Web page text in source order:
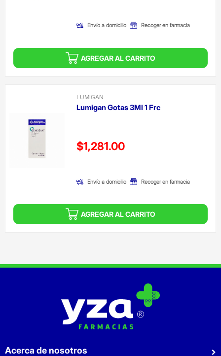
Envío a domicilio Recoger en farmacia
AGREGAR AL CARRITO
LUMIGAN
Lumigan Gotas 3Ml 1 Frc
Precio reducido de
$1,281.00
Envío a domicilio Recoger en farmacia
AGREGAR AL CARRITO
Acerca de nosotros